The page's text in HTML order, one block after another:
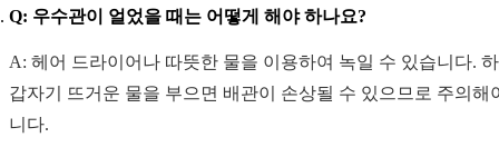
Q: 우수관이 얼었을 때는 어떻게 해야 하나요?
A: 헤어 드라이어나 따뜻한 물을 이용하여 녹일 수 있습니다.
갑자기 뜨거운 물을 부으면 배관이 손상될 수 있으므로 주의해
니다.